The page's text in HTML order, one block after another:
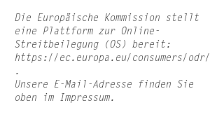
Die Europäische Kommission stellt
eine Plattform zur Online-
Streitbeilegung (OS) bereit:
https://ec.europa.eu/consumers/odr/
.
Unsere E-Mail-Adresse finden Sie
oben im Impressum.